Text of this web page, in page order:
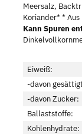
Meersalz,
Koriander* *
Kann Spuren
Eiweiß:
-davon
-davon Zucker:
Ballaststoffe:
Kohlenhydrate: